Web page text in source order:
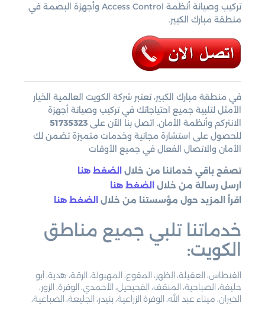
تركيب وصيانة أنظمة Access Control وأجهزة البصمة في
منطقة مبارك الكبير.
في منطقة مبارك الكبير، تعتبر شركة الكويت العالمية الخيار
الأمثل لتلبية جميع احتياجاتك في تركيب وصيانة أجهزة
الانتركم وأنظمة الأمان. اتصل بنا الآن على 51735323
للحصول على استشارة مجانية وخدمات متميزة تضمن لك
الأمان والاتصال الفعال في جميع الأوقات
تصفح باقي خدماتنا من خلال الضغط هنا
ارسل رسالة من خلال
الضغط هنا
اقرأ المزيد حول مؤسستنا من خلال
الضغط هنا
خدماتنا تلبي جميع مناطق
الكويت:
الفنطاس، العقيلة، الظهر، المقوع، المهبولة، الرقة، هدية، أبو
حليفة، الصباحية، المنقف، الفحيحيل، الأحمدي، الوفرة، الزور،
الخيران، ميناء عبد الله، الوفرة الزراعية، بنيدر، الجليعة، الضباعية،